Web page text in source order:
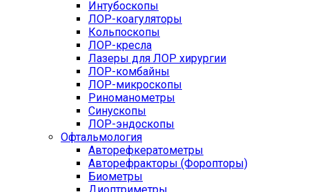
Интубоскопы
ЛОР-коагуляторы
Кольпоскопы
ЛОР-кресла
Лазеры для ЛОР хирургии
ЛОР-комбайны
ЛОР-микроскопы
Риноманометры
Синускопы
ЛОР-эндоскопы
Офтальмология
Авторефкератометры
Авторефракторы (Форопторы)
Биометры